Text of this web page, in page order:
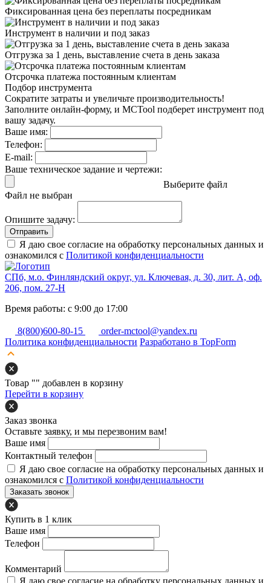
Фиксированная цена без переплаты посредникам
Инструмент в наличии и под заказ
Отгрузка за 1 день, выставление счета в день заказа
Отсрочка платежа постоянным клиентам
Подбор инструмента
Сократите затраты и увеличьте производительность!
Заполните онлайн-форму, и MCTool подберет инструмент под
вашу задачу.
Ваше имя:
Телефон:
E-mail:
Ваше техническое задание и чертежи:
Выберите файл
Файл не выбран
Опишите задачу:
Отправить
Я даю свое согласие на обработку персональных данных и
ознакомился с Политикой конфиденциальности
СПб, м.о. Финляндский округ, ул. Ключевая, д. 30, лит. А, оф.
206, пом. 27-Н
Время работы: с 9:00 до 17:00
8(800)600-80-15
order-mctool@yandex.ru
Политика конфиденциальности Разработано в TopForm
Товар "" добавлен в корзину
Перейти в корзину
Заказ звонка
Оставьте заявку, и мы перезвоним вам!
Ваше имя
Контактный телефон
Я даю свое согласие на обработку персональных данных и
ознакомился с Политикой конфиденциальности
Заказать звонок
Купить в 1 клик
Ваше имя
Телефон
Комментарий
Я даю свое согласие на обработку персональных данных и